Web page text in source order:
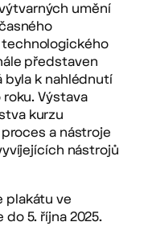
umění
představen
byla k nahlédnutí
Výstava
kurzu
a nástroje
nástrojů
plakátu ve
5. října 2025.